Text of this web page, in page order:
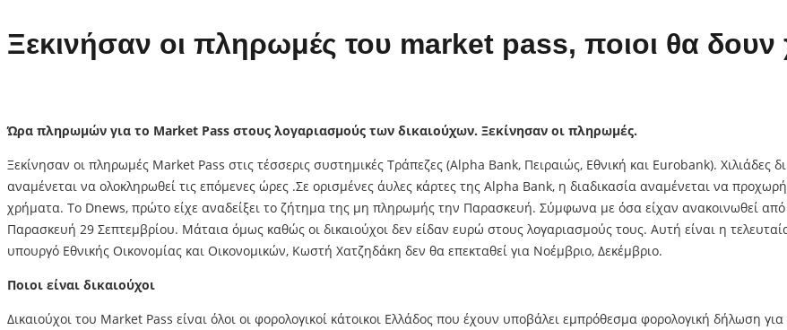
Ξεκινήσαν οι πληρωμές του market pass, ποιοι θα δουν
Ώρα πληρωμών για το Market Pass στους λογαριασμούς των δικαιούχων. Ξεκίνησαν οι πληρωμές.
Ξεκίνησαν οι πληρωμές Market Pass στις τέσσερις συστημικές Τράπεζες (Alpha Bank, Πειραιώς, Εθνική και Eurobank).
αναμένεται να ολοκληρωθεί τις επόμενες ώρες .Σε ορισμένες άυλες κάρτες της Alpha Bank, η διαδικασία αναμένεται να
χρήματα. Το Dnews, πρώτο είχε αναδείξει το ζήτημα της μη πληρωμής την Παρασκευή. Σύμφωνα με όσα είχαν ανακοινωθεί
Παρασκευή 29 Σεπτεμβρίου. Μάταια όμως καθώς οι δικαιούχοι δεν είδαν ευρώ στους λογαριασμούς τους. Αυτή είναι η
υπουργό Εθνικής Οικονομίας και Οικονομικών, Κωστή Χατζηδάκη δεν θα επεκταθεί για Νοέμβριο, Δεκέμβριο.
Ποιοι είναι δικαιούχοι
Δικαιούχοι του Market Pass είναι όλοι οι φορολογικοί κάτοικοι Ελλάδος που έχουν υποβάλει εμπρόθεσμα φορολογική δήλωση